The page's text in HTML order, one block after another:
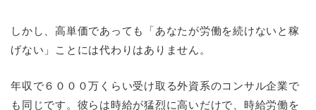
しかし、高単価であっても「あなたが労働を続けないと稼
げない」ことには代わりはありません。
年収で６０００万くらい受け取る外資系のコンサル企業で
も同じです。彼らは時給が猛烈に高いだけで、時給労働を